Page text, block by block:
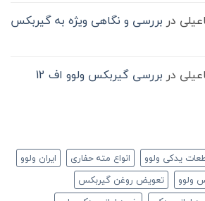
در بررسی و نگاهی ویژه به گیربکس
در بررسی گیربکس ولوو اف 12
یدکی ولوو انواع مته حفاری
ایران ولوو
ولوو
تعویض روغن گیربکس